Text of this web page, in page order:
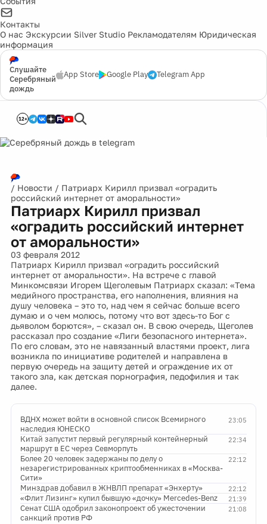
Контакты
О нас Экскурсии Silver Studio Рекламодателям Юридическая
информация
Слушайте
Серебряный
дождь
App Store Google Play Telegram App
12+
/ Новости / Патриарх Кирилл призвал «оградить
российский интернет от аморальности»
Патриарх Кирилл призвал
«оградить российский интернет
от аморальности»
03 февраля 2012
Патриарх Кирилл призвал «оградить российский
интернет от аморальности». На встрече с главой
Минкомсвязи Игорем Щеголевым Патриарх сказал: «Тема
медийного пространства, его наполнения, влияния на
душу человека – это то, над чем я сейчас больше всего
думаю и о чем молюсь, потому что вот здесь-то Бог с
дьяволом борются», – сказал он. В свою очередь, Щеголев
рассказал про создание «Лиги безопасного интернета».
По его словам, это не навязанный властями проект, лига
возникла по инициативе родителей и направлена в
первую очередь на защиту детей и ограждение их от
такого зла, как детская порнография, педофилия и так
далее.
23:05
ВДНХ может войти в основной список Всемирного
наследия ЮНЕСКО
22:34
Китай запустит первый регулярный контейнерный
маршрут в ЕС через Севморпуть
22:12
Более 20 человек задержаны по делу о
незарегистрированных криптообменниках в «Москва-
Сити»
22:12
Минздрав добавил в ЖНВЛП препарат «Энхерту»
21:39
«Флит Лизинг» купил бывшую «дочку» Mercedes-Benz
21:08
Сенат США одобрил законопроект об ужесточении
санкций против РФ